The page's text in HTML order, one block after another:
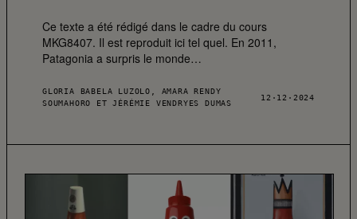
Ce texte a été rédigé dans le cadre du cours
MKG8407. Il est reproduit ici tel quel. En 2011,
Patagonia a surpris le monde…
GLORIA BABELA LUZOLO, AMARA RENDY
SOUMAHORO ET JÉRÉMIE VENDRYES DUMAS
12·12·2024